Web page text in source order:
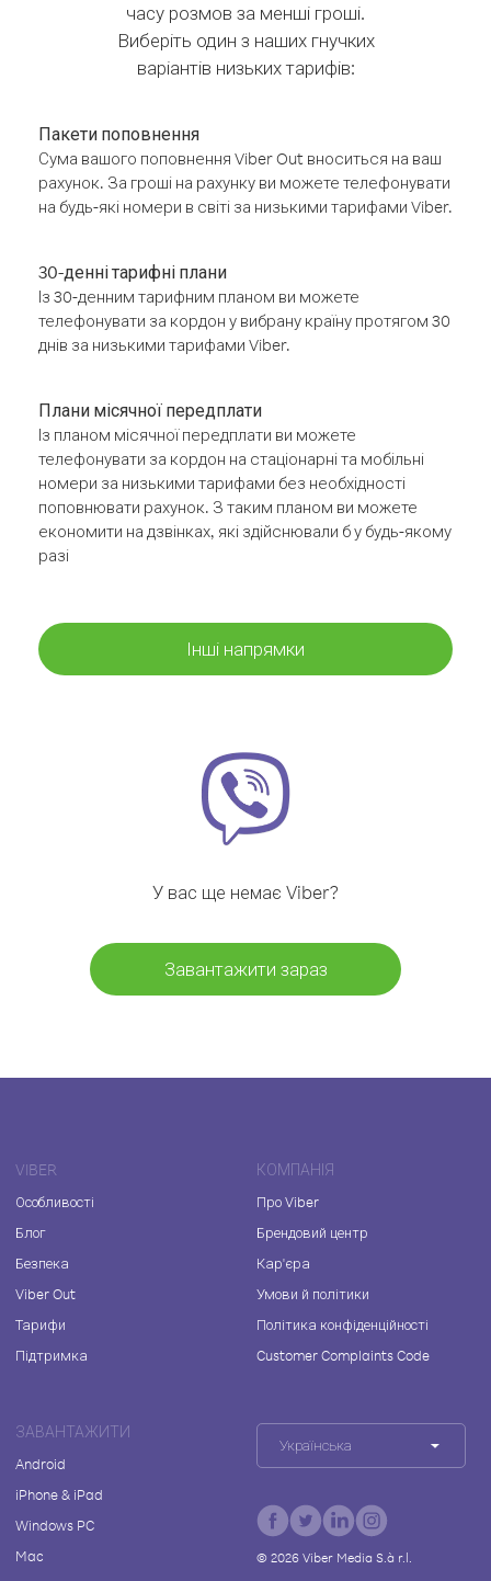
часу розмов за менші гроші.
Виберіть один з наших гнучких
варіантів низьких тарифів:
Пакети поповнення
Сума вашого поповнення Viber Out вноситься на ваш
рахунок. За гроші на рахунку ви можете телефонувати
на будь-які номери в світі за низькими тарифами Viber.
30-денні тарифні плани
Із 30-денним тарифним планом ви можете
телефонувати за кордон у вибрану країну протягом 30
днів за низькими тарифами Viber.
Плани місячної передплати
Із планом місячної передплати ви можете
телефонувати за кордон на стаціонарні та мобільні
номери за низькими тарифами без необхідності
поповнювати рахунок. З таким планом ви можете
економити на дзвінках, які здійснювали б у будь-якому
разі
Інші напрямки
У вас ще немає Viber?
Завантажити зараз
VIBER
Особливості
Блог
Безпека
Viber Out
Тарифи
Підтримка
КОМПАНІЯ
Про Viber
Брендовий центр
Кар'єра
Умови й політики
Політика конфіденційності
Customer Complaints Code
ЗАВАНТАЖИТИ
Android
iPhone & iPad
Windows PC
Mac
Українська
© 2026Viber Media S.à r.l.